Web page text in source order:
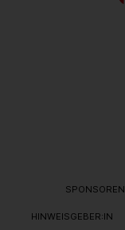
METANAVIGATION
SPONSOREN
HINWEISGEBER:IN